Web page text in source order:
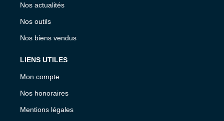
Nos actualités
Nos outils
Nos biens vendus
LIENS UTILES
Mon compte
Nos honoraires
Mentions légales